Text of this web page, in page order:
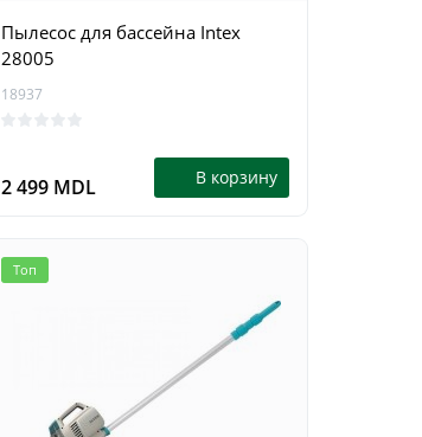
Пылесос для бассейна Intex
28005
18937
2 499 MDL В корзину
Топ